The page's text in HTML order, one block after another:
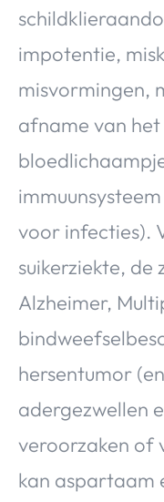
impotentie,
misvormingen,
afname van
voor infecties).
suikerziekte, de
Alzheimer,
hersentumor
adergezwellen
veroorzaken of
kan aspartaam